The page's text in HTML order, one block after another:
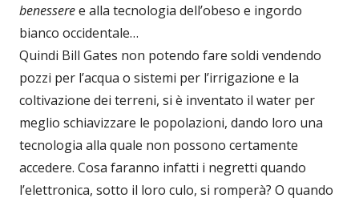
benesseree alla tecnologia dell’obeso e ingordo
bianco occidentale…
Quindi Bill Gates non potendo fare soldi vendendo
pozzi per l’acqua o sistemi per l’irrigazione e la
coltivazione dei terreni, si è inventato il water per
meglio schiavizzare le popolazioni, dando loro una
tecnologia alla quale non possono certamente
accedere. Cosa faranno infatti i negretti quando
l’elettronica, sotto il loro culo, si romperà? O quando